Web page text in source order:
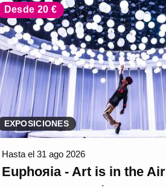
Desde 20 €
EXPOSICIONES
Hasta el 31 ago 2026
Euphoяia - Art is in the Air